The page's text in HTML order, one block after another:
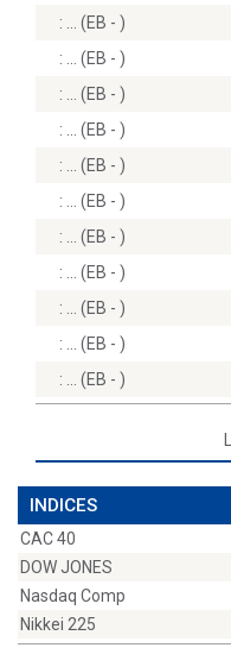
:
(EB - )
:
(EB - )
:
(EB - )
:
(EB - )
:
(EB - )
:
(EB - )
:
(EB - )
:
(EB - )
:
(EB - )
:
(EB - )
:
(EB - )
INDICES
CAC 40
DOW JONES
Nasdaq Comp
Nikkei 225